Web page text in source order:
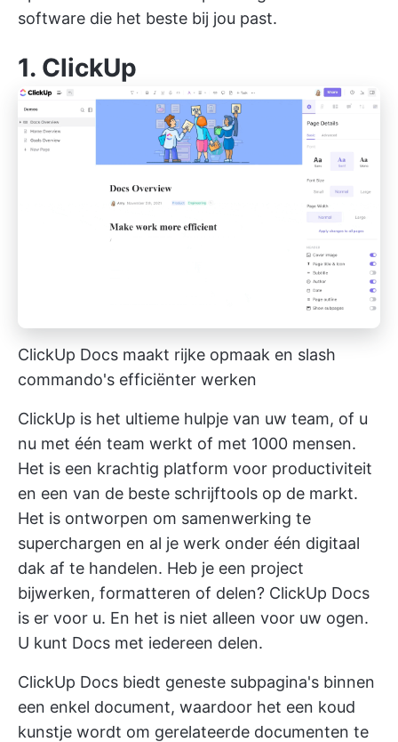
software die het beste bij jou past.
1. ClickUp
ClickUp Docs maakt rijke opmaak en slash
commando's efficiënter werken
ClickUp is het ultieme hulpje van uw team, of u
nu met één team werkt of met 1000 mensen.
Het is een krachtig platform voor productiviteit
en een van de beste schrijftools op de markt.
Het is ontworpen om samenwerking te
superchargen en al je werk onder één digitaal
dak af te handelen. Heb je een project
bijwerken, formatteren of delen? ClickUp Docs
is er voor u. En het is niet alleen voor uw ogen.
U kunt Docs met iedereen delen.
ClickUp Docs biedt geneste subpagina's binnen
een enkel document, waardoor het een koud
kunstje wordt om gerelateerde documenten te